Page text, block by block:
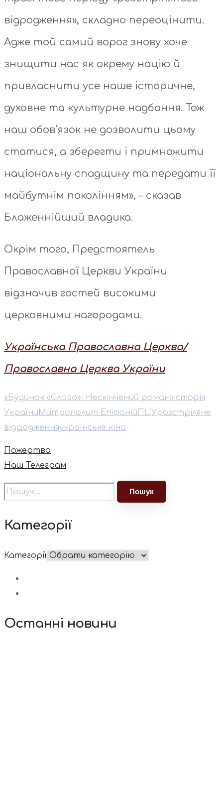
відродження», складно переоцінити.
Адже той самий ворог знову хоче
знищити нас як окрему націю й
привласнити усе наше історичне,
духовне та культурне надбання. Тож
наш обов’язок не дозволити цьому
статися, а зберегти і примножити
національну спадщину та передати її
майбутнім поколінням», – сказав
Блаженнійший владика.
Окрім того, Предстоятель
Православної Церкви України
відзначив гостей високими
церковними нагородами.
Українська Православна Церква/
Православна Церква України
«Будинок «Слово»: Нескінчений роман»історія
України ⁠Митрополит Епіфаній ПЦУрозстріляне
відродженняукраїнське кіно
Пожертва
Наш Телеграм
Категорії
Категорії
Останні новини